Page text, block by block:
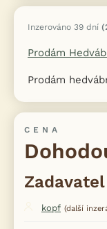
Inzerováno 39 dní
Prodám
Prodám
CENA
kopf (další